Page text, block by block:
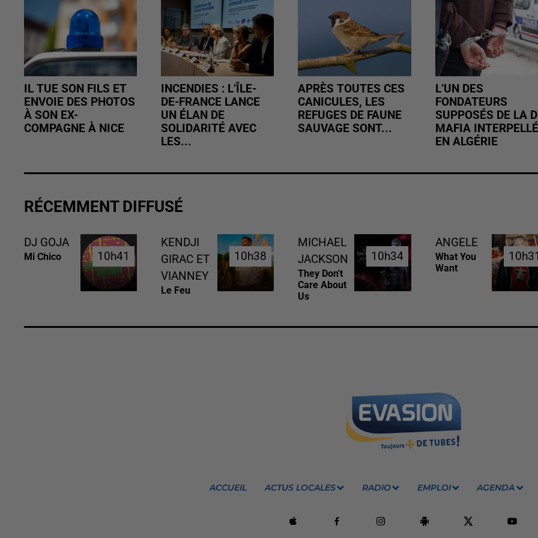
IL TUE SON FILS ET
ENVOIE DES PHOTOS
À SON EX-
COMPAGNE À NICE
INCENDIES : L’ÎLE-
DE-FRANCE LANCE
UN ÉLAN DE
SOLIDARITÉ AVEC
LES...
APRÈS TOUTES CES
CANICULES, LES
REFUGES DE FAUNE
SAUVAGE SONT...
L’UN DES
FONDATEURS
SUPPOSÉS DE LA
MAFIA INTERPELLÉ
EN ALGÉRIE
RÉCEMMENT DIFFUSÉ
DJ GOJA
Mi Chico 10h41
10h41
KENDJI
GIRAC ET
VIANNEY
Le Feu
10h38
10h38
MICHAEL
JACKSON
They Don't
Care About
Us
10h34
10h34
ANGELE
What You
Want
10h31
10h31
ACCUEIL ACTUS LOCALES RADIO EMPLOI AGENDA